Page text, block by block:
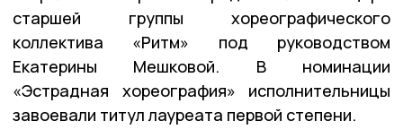
старшей группы хореографического
коллектива «Ритм» под руководством
Екатерины Мешковой. В номинации
«Эстрадная хореография» исполнительницы
завоевали титул лауреата первой степени.